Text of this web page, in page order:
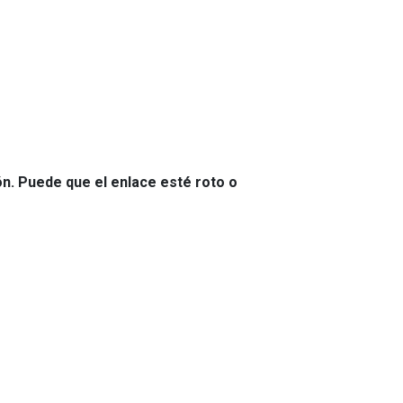
Puede que el enlace esté roto o